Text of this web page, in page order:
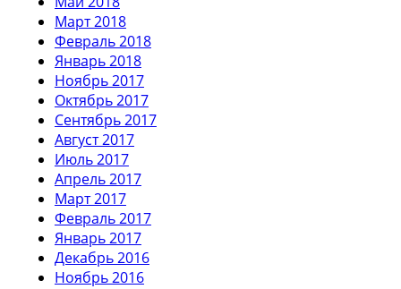
Март 2018
Февраль 2018
Январь 2018
Ноябрь 2017
Октябрь 2017
Сентябрь 2017
Август 2017
Июль 2017
Апрель 2017
Март 2017
Февраль 2017
Январь 2017
Декабрь 2016
Ноябрь 2016